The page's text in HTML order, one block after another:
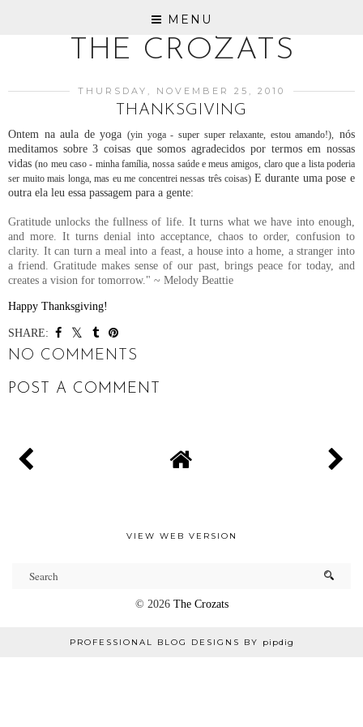
MENU
THE CROZATS
THURSDAY, NOVEMBER 25, 2010
THANKSGIVING
Ontem na aula de yoga(yin yoga - super super relaxante, estou amando!), nós
meditamos sobre 3 coisas que somos agradecidos por termos em nossas
vidas(no meu caso - minha família, nossa saúde e meus amigos, claro que a lista poderia
ser muito mais longa, mas eu me concentrei nessas três coisas) E durante uma pose e
outra ela leu essa passagem para a gente:
Gratitude unlocks the fullness of life. It turns what we have into enough,
and more. It turns denial into acceptance, chaos to order, confusion to
clarity. It can turn a meal into a feast, a house into a home, a stranger into
a friend. Gratitude makes sense of our past, brings peace for today, and
creates a vision for tomorrow." ~ Melody Beattie
Happy Thanksgiving!
SHARE:
NO COMMENTS
POST A COMMENT
VIEW WEB VERSION
© 2026 The Crozats
PROFESSIONAL BLOG DESIGNS BY pipdig